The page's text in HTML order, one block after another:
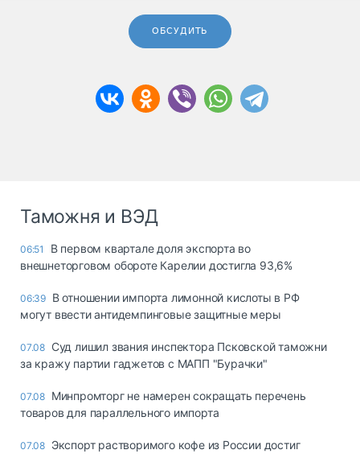
ОБСУДИТЬ
Таможня и ВЭД
06:51
В первом квартале доля экспорта во
внешнеторговом обороте Карелии достигла 93,6%
06:39 В отношении импорта лимонной кислоты в РФ
могут ввести антидемпинговые защитные меры
07.08 Суд лишил звания инспектора Псковской таможни
за кражу партии гаджетов с МАПП "Бурачки"
07.08 Минпромторг не намерен сокращать перечень
товаров для параллельного импорта
07.08 Экспорт растворимого кофе из России достиг